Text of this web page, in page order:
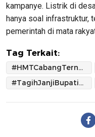
kampanye. Listrik di
hanya soal infrastruktur,
pemerintah di mata
Tag Terkait:
#HMTCabangTernate
#TagihJanjiBupatiTalibau